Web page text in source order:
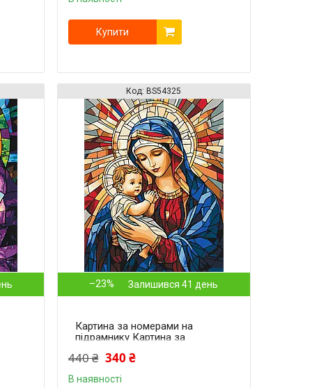
Купити
BS54325
–23% Залишився 41 день
Картина за номерами на
підрамнику Картина за
Матір Божа з Дитям
440 ₴ 340 ₴
В наявності